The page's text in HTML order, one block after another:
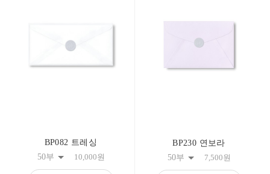
BP082 트레싱
50부
10,000원
BP230 연보라
50부
7,500원